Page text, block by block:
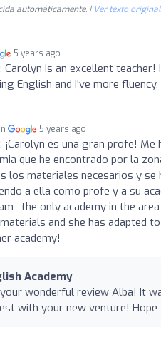
automáticamente. | Ver texto original
5 years ago
Carolyn is an excellent
English and I've more
5 years ago
¡Carolyn es una gran profe! Me
que he encontrado por la
los materiales necesarios y
a ella como profe y a su
only academy in the
and she has adapted
academy!
Academy
wonderful review Alba! It
with your new venture!